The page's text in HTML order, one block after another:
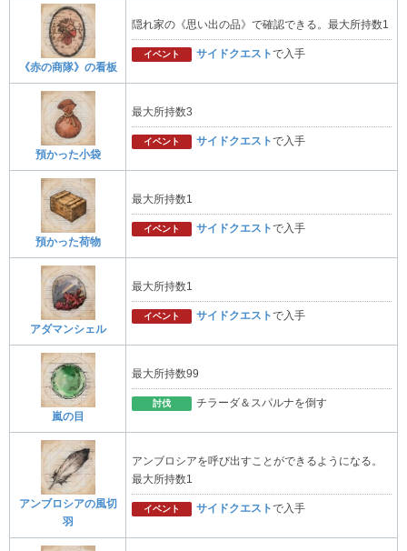
《赤の商隊》の看板
隠れ家の《思い出の品》で確認できる。最大所持数1
イベント サイドクエストで入手
預かった小袋
最大所持数3
イベント サイドクエストで入手
預かった荷物
最大所持数1
イベント サイドクエストで入手
アダマンシェル
最大所持数1
イベント サイドクエストで入手
嵐の目
最大所持数99
討伐 チラーダ＆スパルナを倒す
アンブロシアの風切
羽
アンブロシアを呼び出すことができるようになる。
最大所持数1
イベント サイドクエストで入手